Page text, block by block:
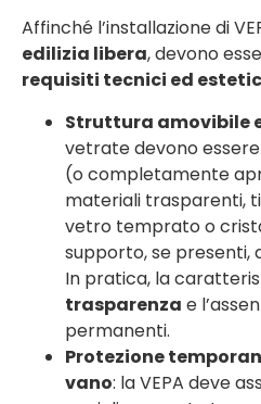
Affinché l’installazione di
edilizia libera, devono
requisiti tecnici ed
Struttura amovibile
vetrate devono essere
(o completamente
materiali trasparenti,
vetro temprato o
supporto, se presenti,
In pratica, la
trasparenza e
permanenti.
Protezione
vano: la VEPA deve